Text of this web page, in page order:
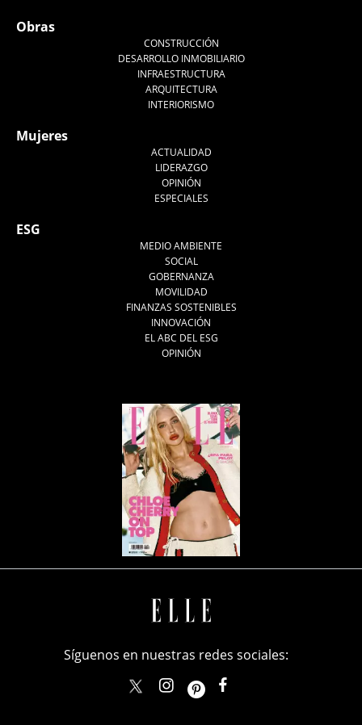
Obras
CONSTRUCCIÓN
DESARROLLO INMOBILIARIO
INFRAESTRUCTURA
ARQUITECTURA
INTERIORISMO
Mujeres
ACTUALIDAD
LIDERAZGO
OPINIÓN
ESPECIALES
ESG
MEDIO AMBIENTE
SOCIAL
GOBERNANZA
MOVILIDAD
FINANZAS SOSTENIBLES
INNOVACIÓN
EL ABC DEL ESG
OPINIÓN
Síguenos en nuestras redes sociales:
elle_mexicoellemexico